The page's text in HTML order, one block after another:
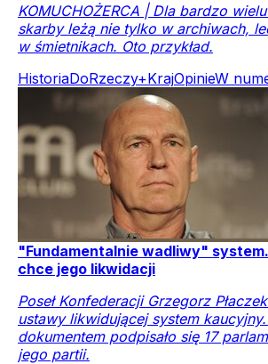
KOMUCHOŻERCA | Dla bardzo
skarby leżą nie tylko w archiwach,
w śmietnikach. Oto przykład.
HistoriaDoRzeczy+KrajOpinieW
"Fundamentalnie wadliwy"
chce jego likwidacji
Poseł Konfederacji Grzegorz
ustawy likwidującej system
dokumentem podpisało się 17
jego partii.